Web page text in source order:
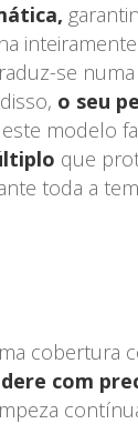
se
o seu
modelo
que
toda a
cobertura
com